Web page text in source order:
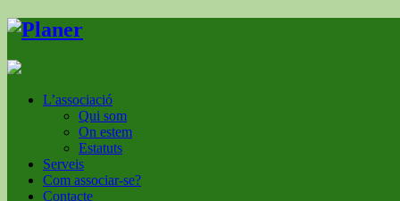
L’associació
Qui som
On estem
Estatuts
Serveis
Com associar-se?
Contacte